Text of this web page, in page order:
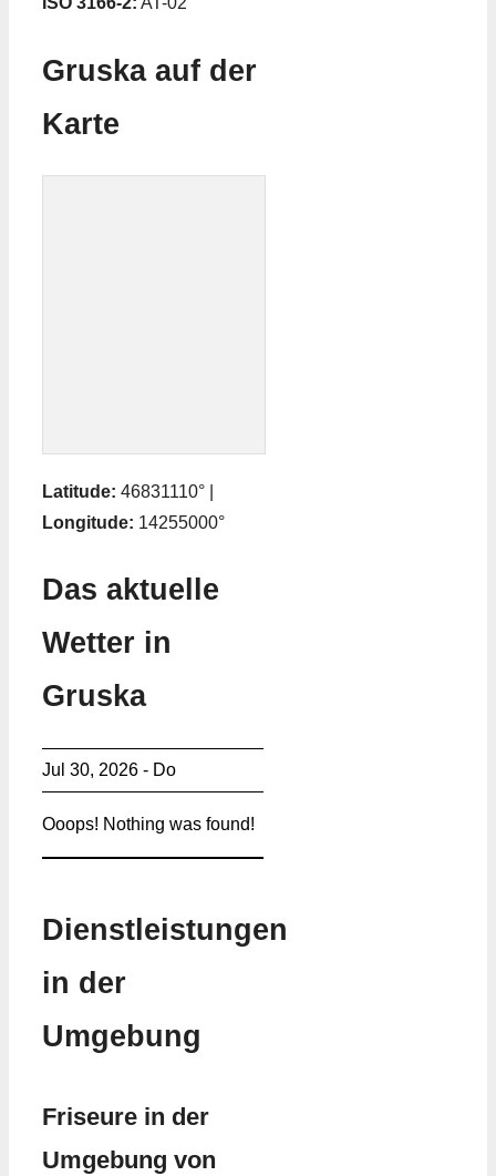
Gruska auf der
Karte
Latitude: 46831110° |
Longitude: 14255000°
Das aktuelle
Wetter in
Gruska
Jul 30, 2026 - Do
Ooops! Nothing was found!
Dienstleistungen
in der
Umgebung
Friseure in der
Umgebung von